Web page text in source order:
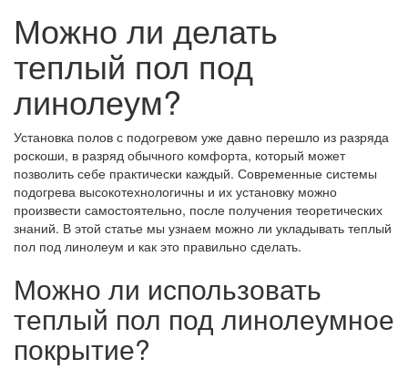
Можно ли делать
теплый пол под
линолеум?
Установка полов с подогревом уже давно перешло из разряда
роскоши, в разряд обычного комфорта, который может
позволить себе практически каждый. Современные системы
подогрева высокотехнологичны и их установку можно
произвести самостоятельно, после получения теоретических
знаний. В этой статье мы узнаем можно ли укладывать теплый
пол под линолеум и как это правильно сделать.
Можно ли использовать
теплый пол под линолеумное
покрытие?